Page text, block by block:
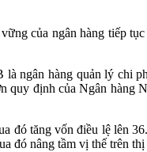
của ngân hàng tiếp
là ngân hàng quản lý chi
quy định của Ngân hàng
đó tăng vốn điều lệ lên
đó nâng tầm vị thế trên